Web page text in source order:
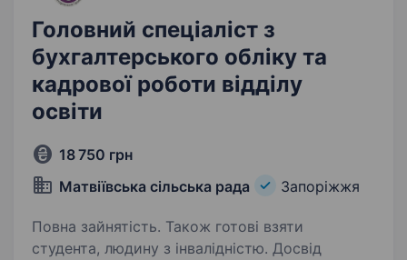
Головний спеціаліст з
бухгалтерського обліку та
кадрової роботи відділу
освіти
18 750 грн
Матвіївська сільська рада
Запоріжжя
Повна зайнятість. Також готові взяти
студента, людину з інвалідністю. Досвід